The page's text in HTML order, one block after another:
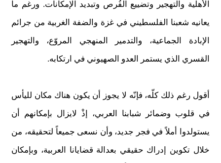
الأهلية والتهجير وتضييع الفُرص وتبديد الإمكانات. ورغم ما
يعانيه شعبنا الفلسطيني في غزة والضفة الغربية من جرائم
الإبادة الجماعية، والتدمير المنهجي المروّع، والتهجير
القسري الذي يستمر العدو الصهيوني في ارتكابه.
أقول رغم ذلك كلّه، فإنّه لا يجوز أن يكون هناك مكان لليأس
في قلوب وضمائر شبابنا العربي، إذْ لايزال بإمكانهم أن
يستولدوا أملاً في فجر جديد، وأن نسعى جميعاً لتحقيقه، من
خلال تكوين إدراك حقيقي بعدالة قضايانا العربية، وبإمكان